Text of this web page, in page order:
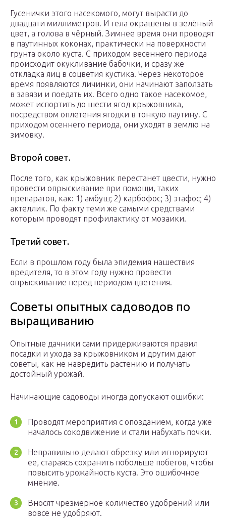
Гусенички этого насекомого, могут вырасти до
двадцати миллиметров. И тела окрашены в зелёный
цвет, а голова в чёрный. Зимнее время они проводят
в паутинных коконах, практически на поверхности
грунта около куста. С приходом весеннего периода
происходит окукливание бабочки, и сразу же
откладка яиц в соцветия кустика. Через некоторое
время появляются личинки, они начинают заползать
в завязи и поедать их. Всего одно такое насекомое,
может испортить до шести ягод крыжовника,
посредством оплетения ягодки в тонкую паутину. С
приходом осеннего периода, они уходят в землю на
зимовку.
Второй совет.
После того, как крыжовник перестанет цвести, нужно
провести опрыскивание при помощи, таких
препаратов, как: 1) амбуш; 2) карбофос; 3) этафос; 4)
актеллик. По факту теми же самыми средствами
которым проводят профилактику от мозаики.
Третий совет.
Если в прошлом году была эпидемия нашествия
вредителя, то в этом году нужно провести
опрыскивание перед периодом цветения.
Советы опытных садоводов по
выращиванию
Опытные дачники сами придерживаются правил
посадки и ухода за крыжовником и другим дают
советы, как не навредить растению и получать
достойный урожай.
Начинающие садоводы иногда допускают ошибки:
Проводят мероприятия с опозданием, когда уже
началось сокодвижение и стали набухать почки.
Неправильно делают обрезку или игнорируют
ее, стараясь сохранить побольше побегов, чтобы
повысить урожайность куста. Это ошибочное
мнение.
Вносят чрезмерное количество удобрений или
вовсе не удобряют.